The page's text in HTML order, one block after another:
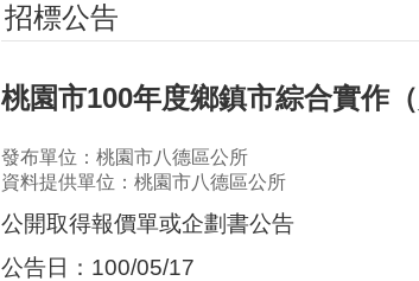
招標公告
桃園市100年度鄉鎮市綜合實作
發布單位：桃園市八德區公所
資料提供單位：桃園市八德區公所
公開取得報價單或企劃書公告
公告日：100/05/17